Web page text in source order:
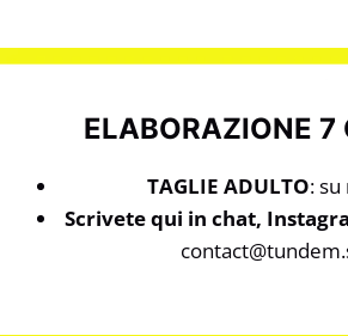
ELABORAZIONE 7
TAGLIE ADULTO:
Scrivete qui in chat,